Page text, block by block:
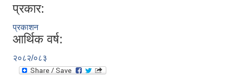
प्रकार:
प्रकाशन
आर्थिक वर्ष:
२०८२/०८३